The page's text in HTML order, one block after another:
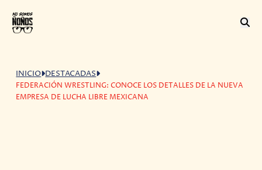
INICIO DESTACADAS
FEDERACIÓN WRESTLING: CONOCE LOS DETALLES DE LA NUEVA
EMPRESA DE LUCHA LIBRE MEXICANA